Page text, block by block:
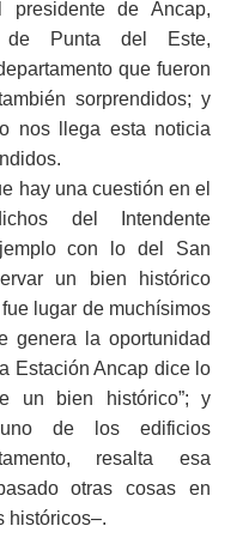
de Ancap,
de Punta del Este,
que fueron
sorprendidos; y
nos llega esta noticia
hay una cuestión en el
del Intendente
con lo del
San
un bien
histórico
lugar de muchísimos
genera la oportunidad
Estación Ancap dice lo
un bien histórico”; y
de los edificios
resalta esa
otras cosas en
históricos‒.